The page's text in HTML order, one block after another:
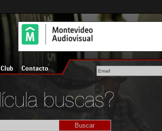
Club Contacto